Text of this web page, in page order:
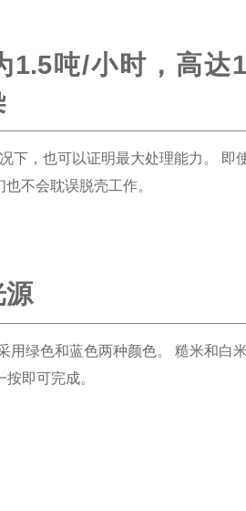
1.5吨/小时，高达
下，也可以证明最大处理能力。 即
不会耽误脱壳工作。
源
用绿色和蓝色两种颜色。 糙米和白
即可完成。